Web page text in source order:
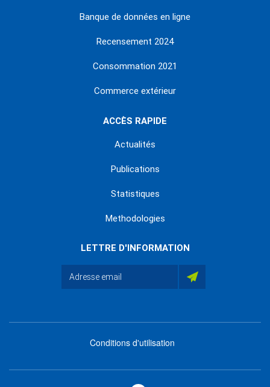
Banque de données en ligne
Recensement 2024
Consommation 2021
Commerce extérieur
ACCÈS RAPIDE
Actualités
Publications
Statistiques
Methodologies
LETTRE D'INFORMATION
footer
Conditions d'utilisation